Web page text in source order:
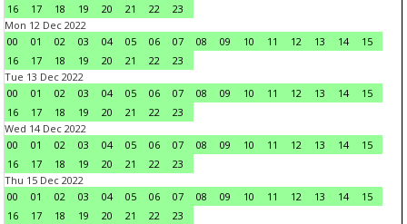
16
17 18 19 20 21 22
23
Mon 12 Dec 2022
00
01 02 03 04 05 06 07 08 09 10 11 12 13 14
15
16
17 18 19 20 21 22
23
Tue 13 Dec 2022
00
01 02 03 04 05 06 07 08 09 10 11 12 13 14
15
16
17 18 19 20 21 22
23
Wed 14 Dec 2022
00
01 02 03 04 05 06 07 08 09 10 11 12 13 14
15
16
17 18 19 20 21 22
23
Thu 15 Dec 2022
00
01 02 03 04 05 06 07 08 09 10 11 12 13 14
15
16
17 18 19 20 21 22
23